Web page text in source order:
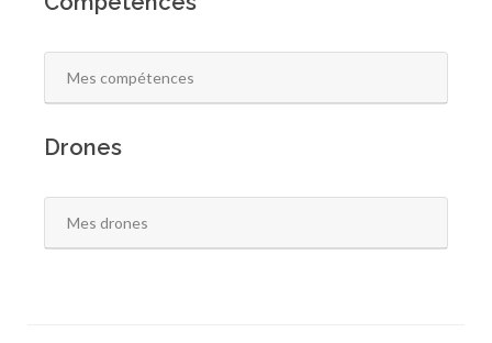
Mes compétences
Drones
Mes drones